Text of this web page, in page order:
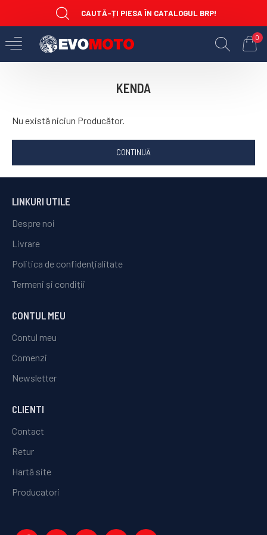
CAUTĂ-ȚI PIESA ÎN CATALOGUL BRP!
0
KENDA
Nu există niciun Producător.
CONTINUĂ
LINKURI UTILE
Despre noi
Livrare
Politica de confidențialitate
Termeni și condiții
CONTUL MEU
Contul meu
Comenzi
Newsletter
CLIENTI
Contact
Retur
Hartă site
Producatori